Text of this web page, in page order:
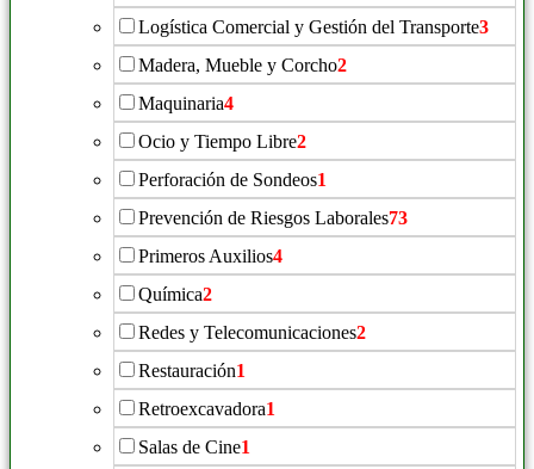
Logística Comercial y Gestión del Transporte3
Madera, Mueble y Corcho2
Maquinaria4
Ocio y Tiempo Libre2
Perforación de Sondeos1
Prevención de Riesgos Laborales73
Primeros Auxilios4
Química2
Redes y Telecomunicaciones2
Restauración1
Retroexcavadora1
Salas de Cine1